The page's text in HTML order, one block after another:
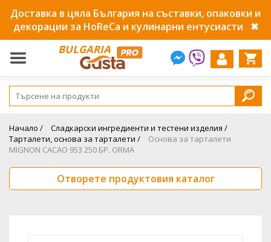
Доставка в цяла България на съставки, опаковки и
декорации за HoReCa и кулинарни ентусиасти
✖
BULGARIA
Начало /
Сладкарски ингредиенти и тестени изделия /
Тарталети, основа за тарталети /
Основа за тарталети
MIGNON CACAO 953 250 БР. ORMA
Отворете продуктовия каталог